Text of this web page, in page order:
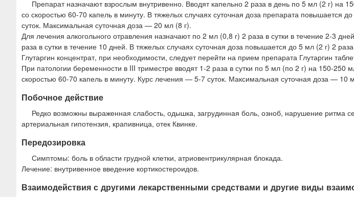
Препарат назначают взрослым внутривенно. Вводят капельно 2 раза в день по 5 мл (2 г) на
со скоростью 60-70 капель в минуту. В тяжелых случаях суточная доза препарата повышается
суток. Максимальная суточная доза — 20 мл (8 г).
Для лечения алкогольного отравления назначают по 2 мл (0,8 г) 2 раза в сутки в течение 2-3
раза в сутки в течение 10 дней. В тяжелых случаях суточная доза повышается до 5 мл (2 г) 2
Глутаргин концентрат, при необходимости, следует перейти на прием препарата Глутаргин
При патологии беременности в III триместре вводят 1-2 раза в сутки по 5 мл (по 2 г) на 150-250
скоростью 60-70 капель в минуту. Курс лечения — 5-7 суток. Максимальная суточная доза — 10
Побочное действие
Редко возможны выраженная слабость, одышка, загрудинная боль, озноб, нарушение ритма
артериальная гипотензия, крапивница, отек Квинке.
Передозировка
Симптомы: боль в области грудной клетки, атриовентрикулярная блокада.
Лечение: внутривенное введение кортикостероидов.
Взаимодействия с другими лекарственными средствами и другие виды